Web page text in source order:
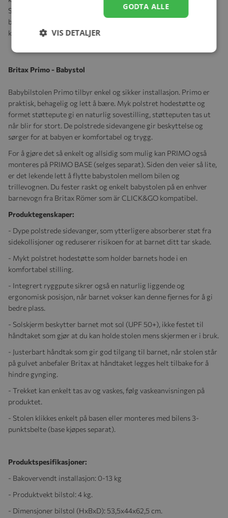
SMILE III -bagen kan brettes helt flat for å få plass i bilens
bagasjerom. Dette gir bedre plass til andre ting, mens du fortsatt
kan ta med deg bagen for å gi barnet bedre komfort.
Britax Primo - Babystol
Babybilstolen Primo tilbyr enkel og sikker installasjon. Primo er
praktisk, behagelig og lett å bære. Myk polstret hodestøtte og
formet støttepute gi en naturlig sovestilling, støtteputen tas ut
når blir for stort. De polstrede sidevangene gir beskyttelse og
sørger for at babyen er komfortabel og trygg.
For å gjøre det så enkelt og allsidig som mulig kan PRIMO også
monteres på PRIMO BASE (selges separat). Siden den veier så lite,
er det lekende lett å flytte babystolen mellom bilen og
trillevognen. Du fester raskt og enkelt babystolen på en enhver
barnevogn fra Britax Römer som är CLICK&GO kompatibel.
Produktegenskaper:
- Dype polstrede sidevanger, som ytterligere absorberer støt fra
sidekollisjoner og reduserer risikoen for at barnet ditt tar skade.
- Mykt polstret hodestøtte som holder barnets hode i en
komfortabel stilling.
- Integrert ryggpute sikrer også en naturlig liggende og
ergonomisk posisjon, når barnet vokser kan denne fjernes for å gi
bedre plass.
- Solskjerm beskytter barnet mot sol (UPF 50+), ikke festet til
håndtaket som gjør at du kan holde stolen mens skjermen er i bruk.
- Justerbart håndtak som gir god tilgang til barnet, når stolen står
på gulvet anbefaler Britax at håndtaket legges helt tilbake for å
hindre gynging.
- Trekket kan enkelt tas av og vaskes, følg vaskeanvisningen på
produktet.
- Stolen klikkes enkelt på basen eller monteres med bilens 3-
punktsbelte (base kjøpes separat).
Produktspesifikasjoner:
- Bakovervendt installasjon: 0-13 kg
- Produktvekt bilstol: 4 kg.
- Dimensjoner bilstol (HxBxD): 53,5x44x62,5 cm.
GODTA ALLE
VIS DETALJER